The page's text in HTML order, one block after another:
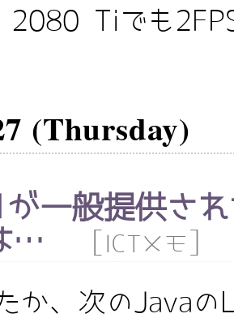
2080 Tiでも
(Thursday)
一般提供さ
…
ICTメモ
か、次のJava